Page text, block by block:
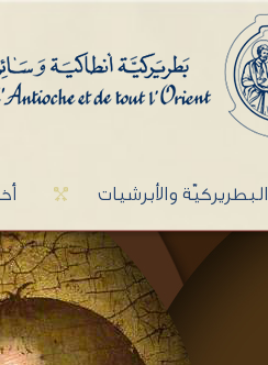
البطريركيّة والأبرشيات